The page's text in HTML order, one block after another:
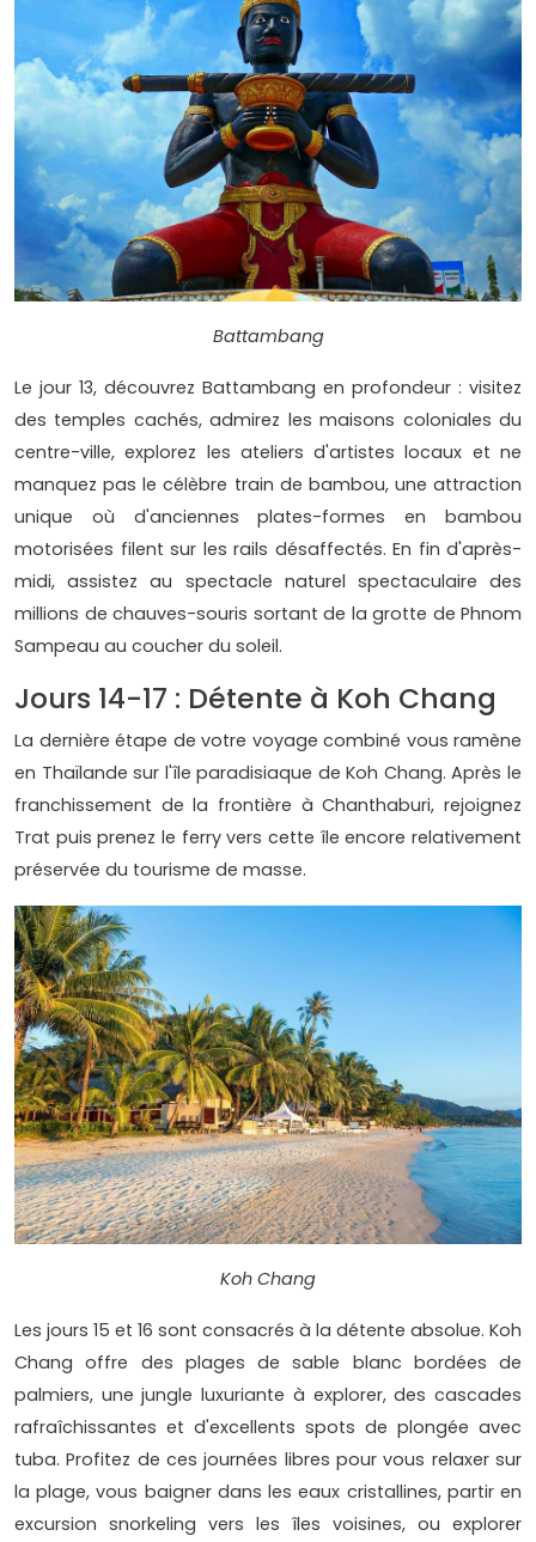
Battambang
Le jour 13, découvrez Battambang en profondeur : visitez
des temples cachés, admirez les maisons coloniales du
centre-ville, explorez les ateliers d'artistes locaux et ne
manquez pas le célèbre train de bambou, une attraction
unique où d'anciennes plates-formes en bambou
motorisées filent sur les rails désaffectés. En fin d'après-
midi, assistez au spectacle naturel spectaculaire des
millions de chauves-souris sortant de la grotte de Phnom
Sampeau au coucher du soleil.
Jours 14-17 : Détente à Koh Chang
La dernière étape de votre voyage combiné vous ramène
en Thaïlande sur l'île paradisiaque de Koh Chang. Après le
franchissement de la frontière à Chanthaburi, rejoignez
Trat puis prenez le ferry vers cette île encore relativement
préservée du tourisme de masse.
Koh Chang
Les jours 15 et 16 sont consacrés à la détente absolue. Koh
Chang offre des plages de sable blanc bordées de
palmiers, une jungle luxuriante à explorer, des cascades
rafraîchissantes et d'excellents spots de plongée avec
tuba. Profitez de ces journées libres pour vous relaxer sur
la plage, vous baigner dans les eaux cristallines, partir en
excursion snorkeling vers les îles voisines, ou explorer